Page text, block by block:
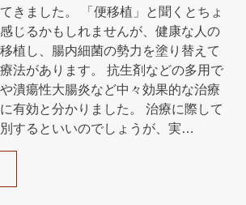
きました。 「便移植」と聞くとちょ
じるかもしれませんが、健康な人の
植し、腸内細菌の勢力を塗り替えて
法があります。 抗生剤などの多用で
潰瘍性大腸炎など中々効果的な治療
有効と分かりました。 治療に際して
するといいのでしょうが、実…